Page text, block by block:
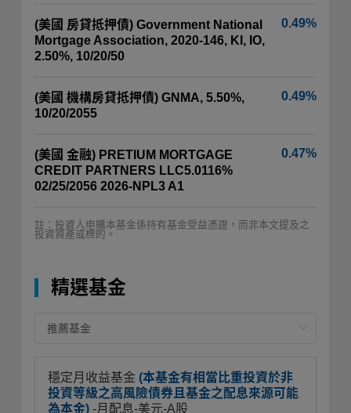
(美國 房貸抵押債) Government National
Mortgage Association, 2020-146, KI, IO,
2.50%, 10/20/50
0.49%
(美國 機構房貸抵押債) GNMA, 5.50%,
10/20/2055
0.49%
(美國 金融) PRETIUM MORTGAGE
CREDIT PARTNERS LLC5.0116%
02/25/2056 2026-NPL3 A1
0.47%
註：投資人申購本基金係持有基金受益憑證，而非本文提及之
投資資產或標的。
精選基金
穩定月收益基金 (本基金有相當比重投資於非
投資等級之高風險債券且基金之配息來源可能
為本金) -月配息-美元-A股